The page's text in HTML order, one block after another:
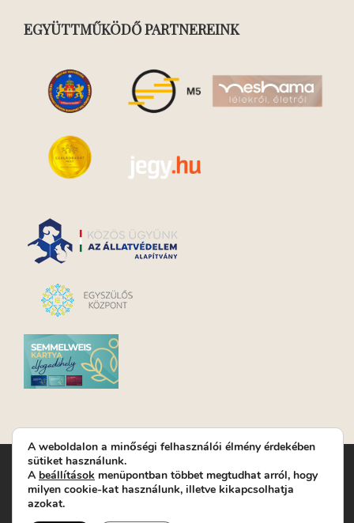
EGYÜTTMŰKÖDŐ PARTNEREINK
Turay Ida Színház Közhasznú Nonprofit Kft. | Működési
helyszín: Turay Ida Színház 1089 Budapest, Kálvária tér 6. |
Levelezési cím: 1089 Budapest, Kálvária tér 14. | Titkárság:
A weboldalon a minőségi felhasználói élmény érdekében
sütiket használunk.
A beállítások menüpontban többet megtudhat arról, hogy
milyen cookie-kat használunk, illetve kikapcsolhatja
azokat.